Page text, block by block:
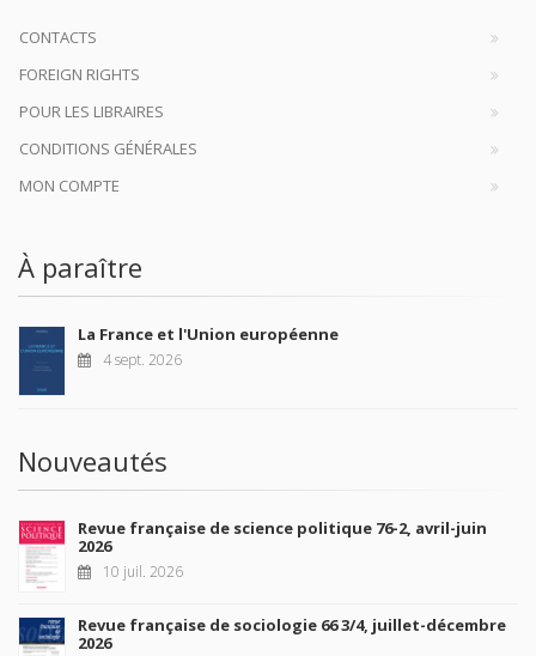
CONTACTS
FOREIGN RIGHTS
POUR LES LIBRAIRES
CONDITIONS GÉNÉRALES
MON COMPTE
À paraître
La France et l'Union européenne
4 sept. 2026
Nouveautés
Revue française de science politique 76-2, avril-juin
2026
10 juil. 2026
Revue française de sociologie 66 3/4, juillet-décembre
2026